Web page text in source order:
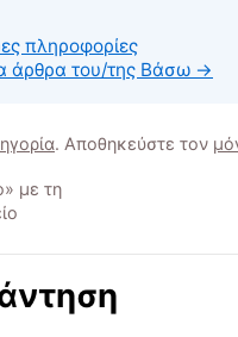
πληροφορίες
άρθρα του/της Βάσω →
. Αποθηκεύστε τον
με τη